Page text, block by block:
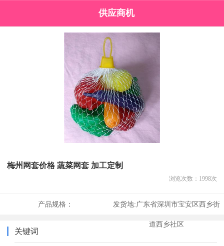
供应商机
梅州网套价格 蔬菜网套 加工定制
浏览次数： 1998次
产品规格： 发货地:广东省深圳市宝安区西乡街
道西乡社区
关键词